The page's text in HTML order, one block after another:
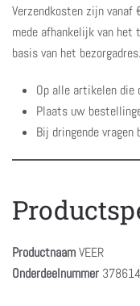
Verzendkosten zijn
mede afhankelijk van het
basis van het bezorgadres.
Op alle artikelen die
Plaats uw
Bij dringende
ProductnaamVEER
Onderdeelnummer